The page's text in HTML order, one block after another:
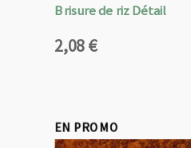
Brisure de riz Détail
2,08€
EN PROMO